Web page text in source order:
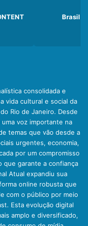
Brasil
consolidada e
vida cultural e social da
Rio de Janeiro. Desde
voz importante na
temas que vão desde a
urgentes, economia,
por um compromisso
que garante a confiança
Atual expandiu sua
online robusta que
com o público por meio
Esta evolução digital
amplo e diversificado,